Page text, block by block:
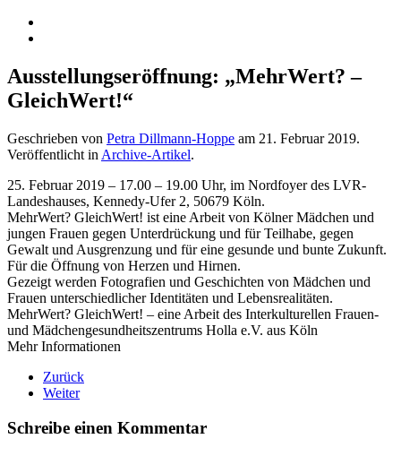
Ausstellungseröffnung: „MehrWert? –
GleichWert!“
Geschrieben von Petra Dillmann-Hoppe am 21. Februar 2019.
Veröffentlicht in Archive-Artikel.
25. Februar 2019 – 17.00 – 19.00 Uhr, im Nordfoyer des LVR-
Landeshauses, Kennedy-Ufer 2, 50679 Köln.
MehrWert? GleichWert! ist eine Arbeit von Kölner Mädchen und
jungen Frauen gegen Unterdrückung und für Teilhabe, gegen
Gewalt und Ausgrenzung und für eine gesunde und bunte Zukunft.
Für die Öffnung von Herzen und Hirnen.
Gezeigt werden Fotografien und Geschichten von Mädchen und
Frauen unterschiedlicher Identitäten und Lebensrealitäten.
MehrWert? GleichWert! – eine Arbeit des Interkulturellen Frauen-
und Mädchengesundheitszentrums Holla e.V. aus Köln
Mehr Informationen
Zurück
Weiter
Schreibe einen Kommentar